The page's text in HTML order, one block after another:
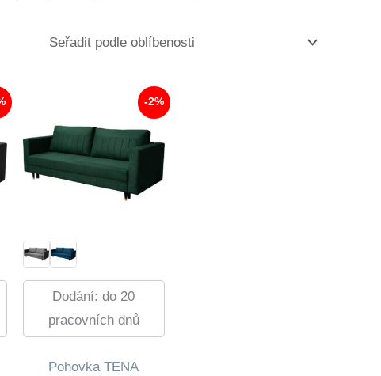
-2%
Dodání: do 20
pracovních dnů
Pohovka TENA